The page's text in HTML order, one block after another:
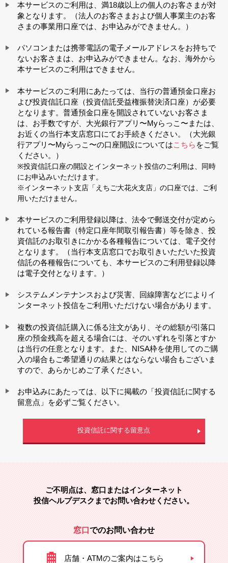
本サービスのご利用は、満18歳以上の個人のお客さまが対
象となります。（法人のお客さまおよび個人事業主のお客
さまの事業用口座では、お申込みができません。）
パソコンまたは携帯電話の電子メールアドレスをお持ちで
ないお客さまは、お申込みができません。なお、海外から
本サービスのご利用はできません。
本サービスのご利用にあたっては、当行の普通預金口座お
よび投資信託口座（投資信託受益権振替決済口座）が必要
となります。普通預金口座を開設されていないお客さま
は、お手数ですが、大光銀行アプリ〜Myらっこ〜または、
お近くの当行本支店窓口にてお手続きください。（大光銀
行アプリ〜Myらっこ〜の口座開設についてはこちら をご覧
ください。）
※投資信託口座の開設とインターネット投信のご利用は、同時
にお申込みいただけます。
※インターネット支店「えちご大花火支店」の口座では、ご利
用いただけません。
本サービスのご利用登録以降は、法令で郵送交付が定めら
れている報告書（特定口座年間取引報告書）等を除き、投
資信託のお取引きにかかる各種報告については、電子交付
となります。（当行本支店窓口でお取引きいただいた投資
信託の各種報告についても、本サービスのご利用登録以降
は電子交付となります。）
システムメンテナンスおよび災害、回線障害などによりイ
ンターネット投信をご利用いただけない場合があります。
複数の投資信託購入に係る注文があり、その総額が引落口
座の預金残高を超える場合には、そのいずれを引落とすか
は当行の任意となります。また、NISA枠を使用してのご購
入の場合もご希望通りの結果とはならない場合もございま
すので、あらかじめご了承ください。
お申込みにあたっては、以下に掲載の「投資信託に関する
留意点」を必ずご覧ください。
投資信託に関する留意点
ご不明点は、窓口またはインターネット
投信ヘルプデスクまでお問い合わせください。
窓口でのお問い合わせ
店舗・ATMのご案内はこちら